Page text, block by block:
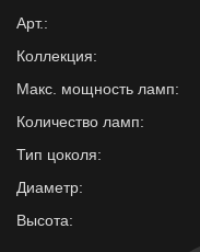
Арт.:
Коллекция:
Макс. мощность ламп:
Количество ламп:
Тип цоколя:
Диаметр:
Высота: